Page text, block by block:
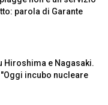
parola di Garante
Hiroshima e Nagasaki.
incubo nucleare